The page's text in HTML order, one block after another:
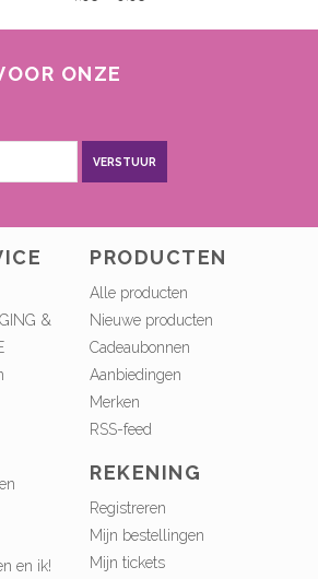
ONZE
VERSTUUR
&
en ik!
PRODUCTEN
Alle producten
Nieuwe producten
Cadeaubonnen
Aanbiedingen
Merken
RSS-feed
REKENING
Registreren
Mijn bestellingen
Mijn tickets